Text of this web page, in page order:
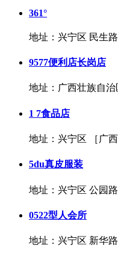
361°
地址：兴宁区 民生
9577便利店长岗店
地址：广西壮族自
1 7食品店
地址：兴宁区 ［广
5du真皮服装
地址：兴宁区 公园
0522型人会所
地址：兴宁区 新华